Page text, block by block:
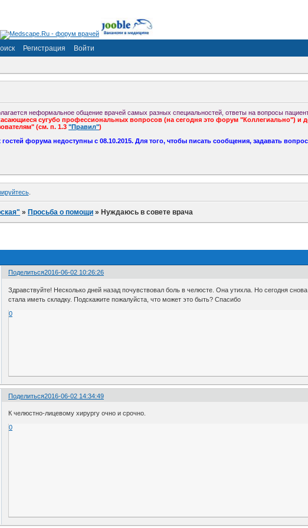
Регистрация Войти
неформальное общение врачей самых разных специальностей, ответы на вопросы
сугубо профессиональных вопросов (на сегодня это форум "Коллегиально")
(см. п. 1.3 "Правил")
форума недоступны с 08.10.2015. Для того, чтобы писать сообщения, задавать
.
» Просьба о помощи » Нуждаюсь в совете врача
Поделиться2016-06-02 10:26:26
Здравствуйте! Несколько дней назад почувствовал боль в челюсте. Она утихла. Но сегодня
стала иметь складку. Подскажите пожалуйста, что может это быть? Спасибо
0
Поделиться2016-06-02 14:34:49
К челюстно-лицевому хирургу очно и срочно.
0